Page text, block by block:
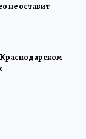
не оставит